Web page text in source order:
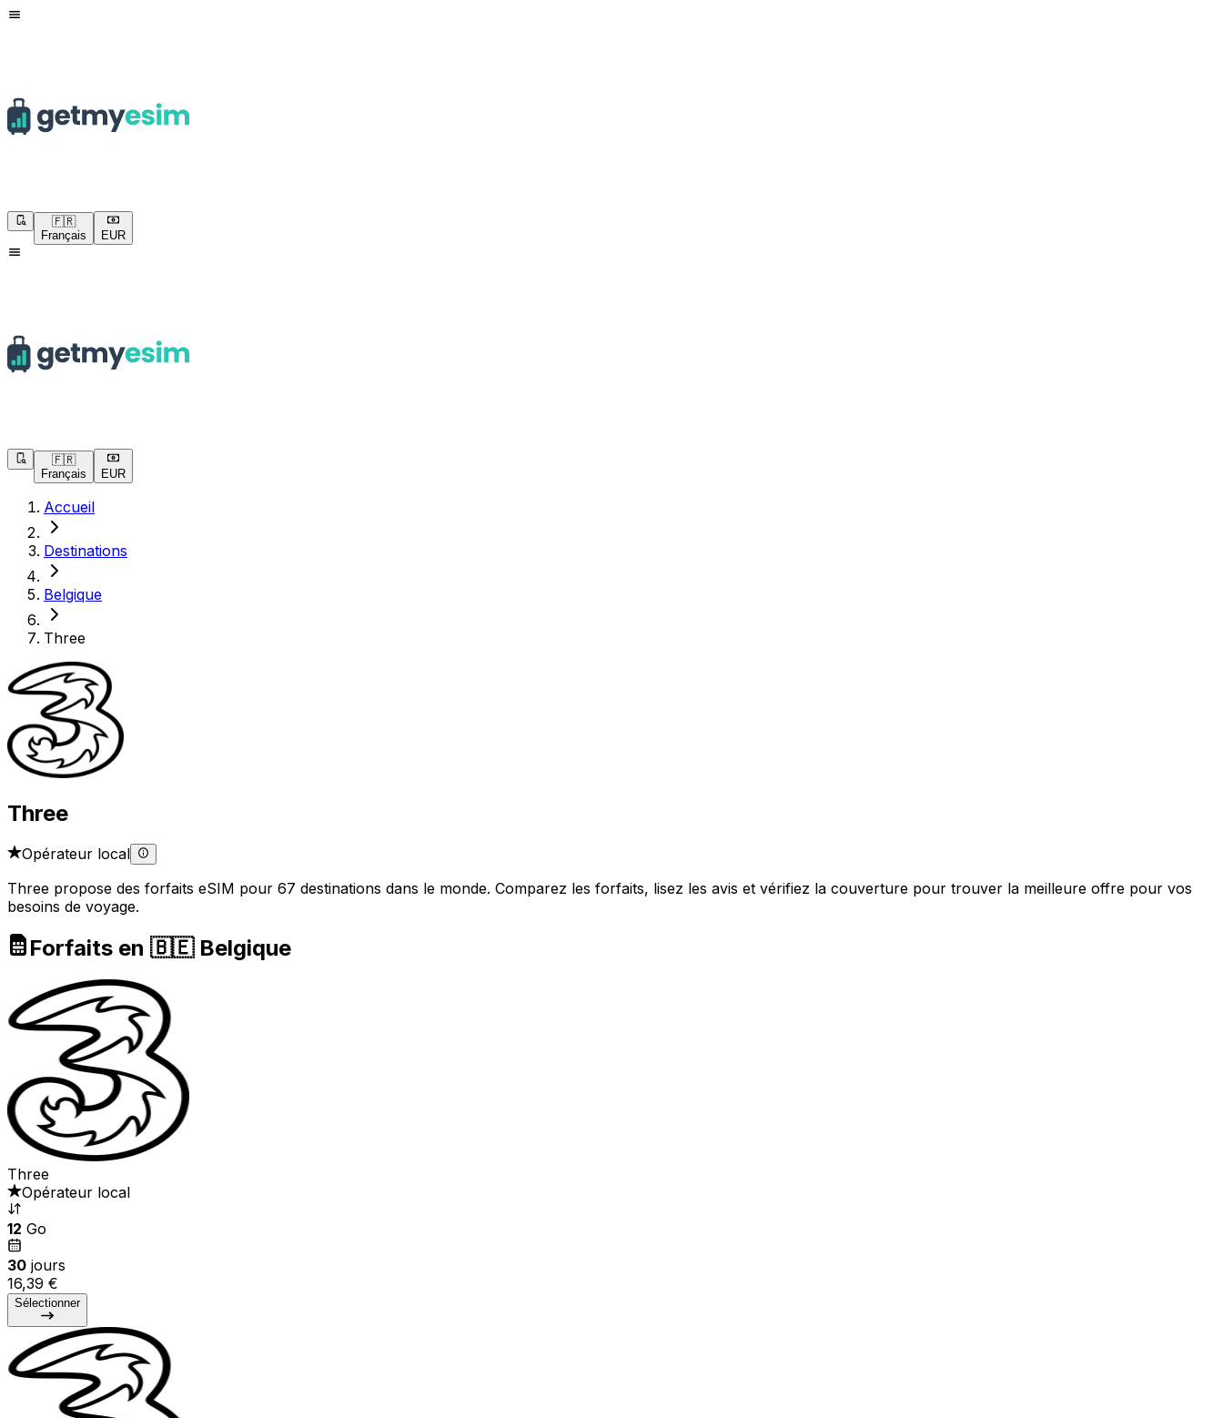
🇫🇷
Français
EUR
🇫🇷
Français
EUR
Accueil
Destinations
Belgique
Three
Three
Opérateur local
Three propose des forfaits eSIM pour 67 destinations dans le monde. Comparez les forfaits, lisez les avis et vérifiez la couverture pour trouver la meilleure offre pour vos
besoins de voyage.
Forfaits en 🇧🇪 Belgique
Three
Opérateur local
12 Go
30 jours
16,39 €
Sélectionner